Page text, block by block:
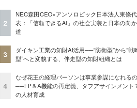
2
NEC森田CEO×アンソロピック日本法人東條代
表：「信頼できるAI」の社会実装と日本の向か
道
3
ダイキン工業の知財AI活用──“防衛型”から“戦
型”へと変貌する、伴走型の知財組織とは
4
なぜ花王の経理パーソンは事業参謀になれる
──FP＆A機能の再定義、タフアサインメント
の人材育成